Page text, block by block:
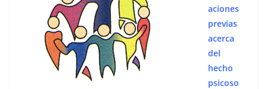
aciones
previas
acerca
del
hecho
psicoso